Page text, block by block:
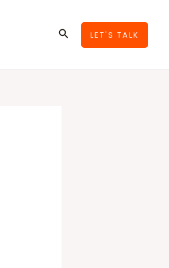
SearchLET'S TALK